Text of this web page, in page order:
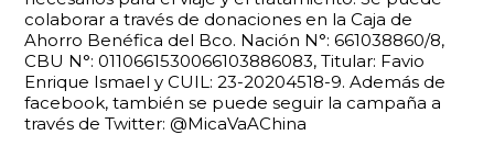
colaborar a través de donaciones en la Caja de
Ahorro Benéfica del Bco. Nación N°: 661038860/8,
CBU N°: 0110661530066103886083, Titular: Favio
Enrique Ismael y CUIL: 23-20204518-9. Además de
facebook, también se puede seguir la campaña a
través de Twitter: @MicaVaAChina